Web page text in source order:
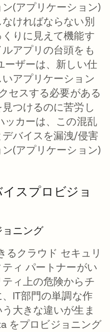
(アプリケーション)
ければならない別
りに見えて機能す
アプリの台頭をも
ーザーは、新しい仕
アプリケーション
セスする必要がある
つけるのに苦労し
ッカーは、この混乱
バイスを漏洩/侵害
(アプリケーション)
スプロビジョ
ョニング
るクラウド セキュリ
ィ パートナーがい
ィ上の危険からチ
IT部門の単調な作
大きな違いが生ま
をプロビジョニング